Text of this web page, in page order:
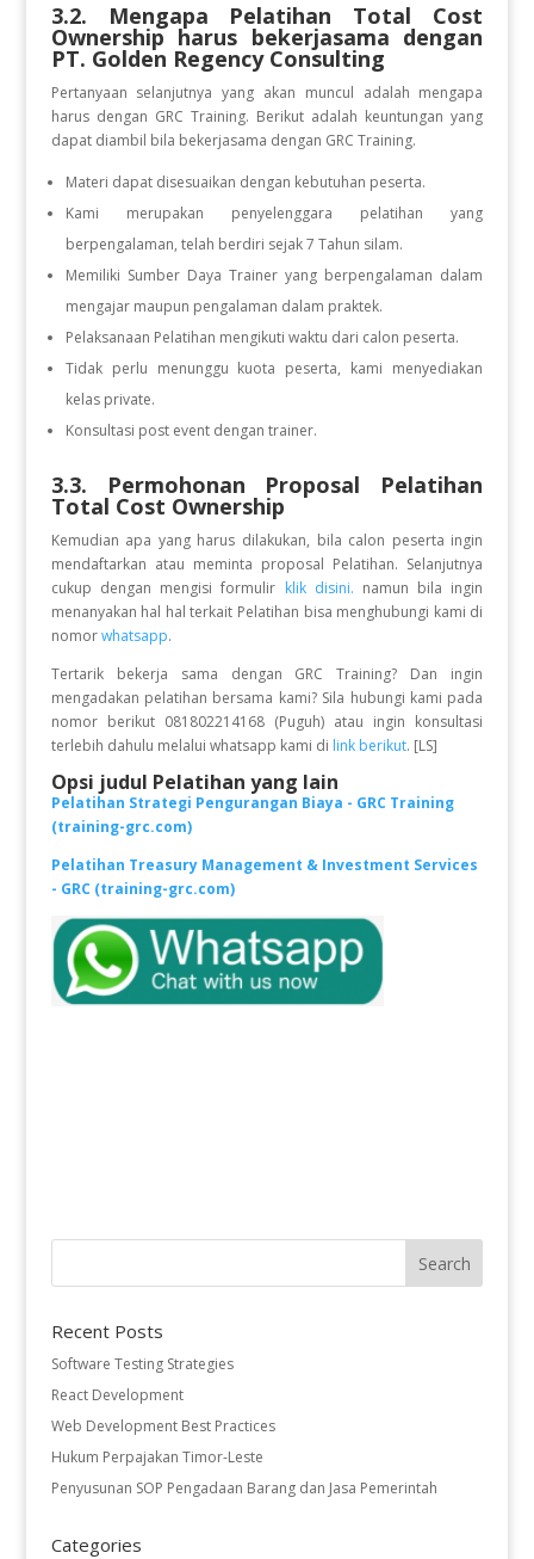
3.2. Mengapa Pelatihan Total Cost
Ownershipharus bekerjasama dengan
PT. Golden Regency Consulting
Pertanyaan selanjutnya yang akan muncul adalah mengapa
harus dengan GRC Training. Berikut adalah keuntungan yang
dapat diambil bila bekerjasama dengan GRC Training.
Materi dapat disesuaikan dengan kebutuhan peserta.
Kami merupakan penyelenggara pelatihan yang
berpengalaman, telah berdiri sejak 7 Tahun silam.
Memiliki Sumber Daya Trainer yang berpengalaman dalam
mengajar maupun pengalaman dalam praktek.
Pelaksanaan Pelatihan mengikuti waktu dari calon peserta.
Tidak perlu menunggu kuota peserta, kami menyediakan
kelas private.
Konsultasi post event dengan trainer.
3.3. Permohonan Proposal Pelatihan
Total Cost Ownership
Kemudian apa yang harus dilakukan, bila calon peserta ingin
mendaftarkan atau meminta proposal Pelatihan. Selanjutnya
cukup dengan mengisi formulir klik disini. namun bila ingin
menanyakan hal hal terkait Pelatihan bisa menghubungi kami di
nomor whatsapp.
Tertarik bekerja sama dengan GRC Training? Dan ingin
mengadakan pelatihan bersama kami? Sila hubungi kami pada
nomor berikut 081802214168 (Puguh) atau ingin konsultasi
terlebih dahulu melalui whatsapp kami di link berikut. [LS]
Opsi judul Pelatihan yang lain
Pelatihan Strategi Pengurangan Biaya - GRC Training
(training-grc.com)
Pelatihan Treasury Management & Investment Services
- GRC (training-grc.com)
Recent Posts
Software Testing Strategies
React Development
Web Development Best Practices
Hukum Perpajakan Timor-Leste
Penyusunan SOP Pengadaan Barang dan Jasa Pemerintah
Categories